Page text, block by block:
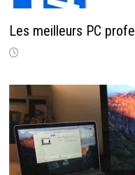
Les meilleurs PC